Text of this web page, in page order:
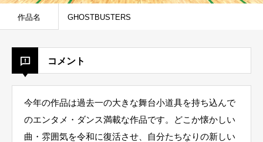
作品名 GHOSTBUSTERS
コメント
今年の作品は過去一の大きな舞台小道具を持ち込んで
のエンタメ・ダンス満載な作品です。どこか懐かしい
曲・雰囲気を令和に復活させ、自分たちなりの新しい